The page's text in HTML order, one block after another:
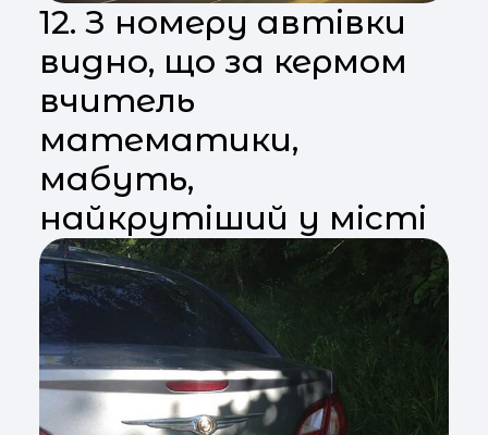
12. З номеру автівки
видно, що за кермом
вчитель
математики,
мабуть,
найкрутіший у місті